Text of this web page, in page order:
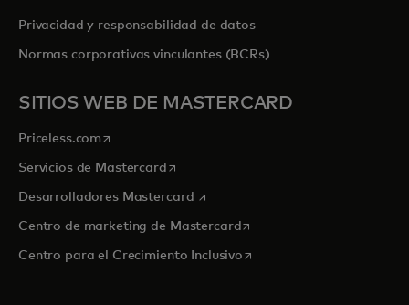
Privacidad y responsabilidad de datos
Normas corporativas vinculantes (BCRs)
SITIOS WEB DE MASTERCARD
Priceless.com se abre en una pestaña nueva
Servicios de Mastercardse abre en una pestaña nueva
Desarrolladores Mastercard se abre en una pestaña nueva
Centro de marketing de Mastercardse abre en una pestaña
Centro para el Crecimiento Inclusivose abre en una pestaña